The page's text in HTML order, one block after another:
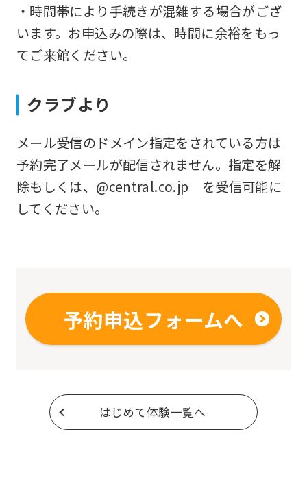
・時間帯により手続きが混雑する場合がござ
います。お申込みの際は、時間に余裕をもっ
てご来館ください。
クラブより
メール受信のドメイン指定をされている方は
予約完了メールが配信されません。指定を解
除もしくは、@central.co.jp を受信可能に
してください。
予約申込フォームへ
はじめて体験一覧へ
translation
may
content.
We
ask
this
before
using
Automatic